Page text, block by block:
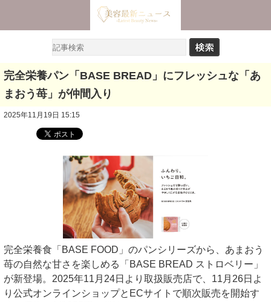
完全栄養パン「BASE BREAD」にフレッシュな「あ
まおう苺」が仲間入り
2025年11月19日 15:15
完全栄養食「BASE FOOD」のパンシリーズから、あまおう
苺の自然な甘さを楽しめる「BASE BREAD ストロベリー」
が新登場。2025年11月24日より取扱販売店で、11月26日よ
り公式オンラインショップとECサイトで順次販売を開始す